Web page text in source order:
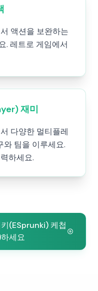
액션을 보완하는
. 레트로 게임에서
재미
다양한 멀티플레
팀을 이루세요.
하세요.
(ESprunki) 케첩
세요